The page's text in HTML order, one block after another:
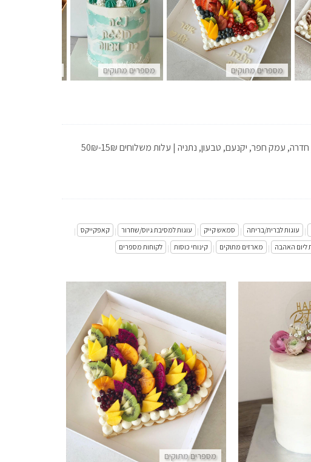
מספרים מתוקים מספרים מתוקים
עמק חפר, יקנעם, טבעון, נתניה | עלות משלוחים 15₪-50₪
| עוגות לברית/בריתה | סמאש קייק | עוגות למסיבת גיוס/שחרור | קאפקייקס |
ליום האהבה | מארזים מתוקים | קינוחי כוסות | לקוחות מספרים
מספרים מתוקים
עוגת לב טבעונית ללא גלוטן
פרטים נוספים
מעוצבת